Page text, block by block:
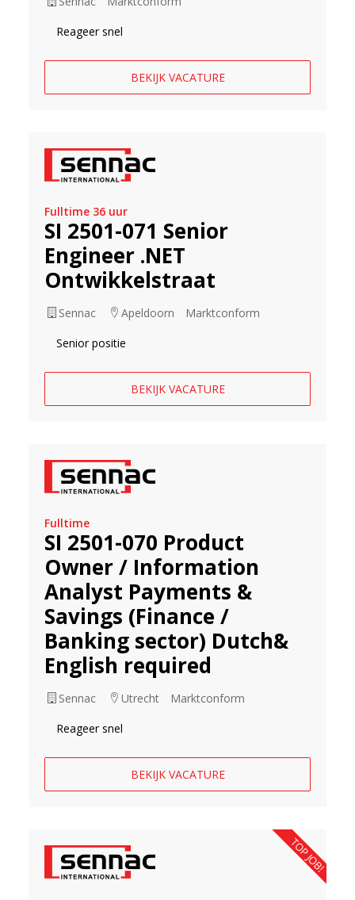
Reageer snel
BEKIJK VACATURE
Fulltime 36 uur
SI 2501-071 Senior
Engineer .NET
Ontwikkelstraat
Sennac Apeldoorn
Marktconform
Senior positie
BEKIJK VACATURE
Fulltime
SI 2501-070 Product
Owner / Information
Analyst Payments &
Savings (Finance /
Banking sector) Dutch&
English required
Sennac Utrecht
Marktconform
Reageer snel
BEKIJK VACATURE
TOP JOB!